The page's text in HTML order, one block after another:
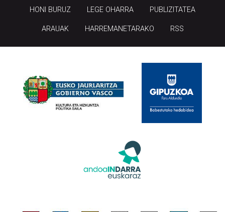
HONI BURUZ LEGE OHARRA PUBLIZITATEA
ARAUAK HARREMANETARAKO RSS